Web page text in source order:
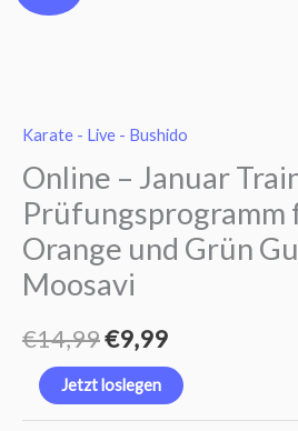
Karate - Live - Bushido
Online – Januar
Prüfungsprogramm
Orange und Grün
Moosavi
€14,99€9,99
–
Prüfungsprogramm
Gelb,
Orange
und
Grün
–
Moosavi
Jetzt loslegen